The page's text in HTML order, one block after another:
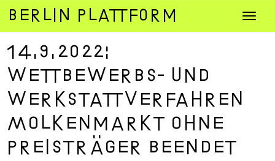
Zum
Inhalt
springen
14.9.2022:
Wettbewerbs- und
Werkstattverfahren
Molkenmarkt ohne
Preisträger beendet